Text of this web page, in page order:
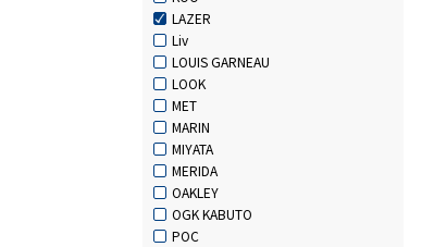
LAZER
Liv
LOUIS GARNEAU
LOOK
MET
MARIN
MIYATA
MERIDA
OAKLEY
OGK KABUTO
POC